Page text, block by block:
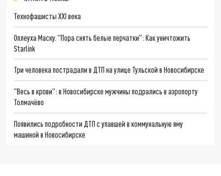
Технофашисты XXI века
Оплеуха Маску. "Пора снять белые перчатки": Как уничтожить
Starlink
Три человека пострадали в ДТП на улице Тульской в Новосибирске
"Весь в крови": в Новосибирске мужчины подрались в аэропорту
Толмачёво
Появились подробности ДТП с упавшей в коммунальную яму
машиной в Новосибирске